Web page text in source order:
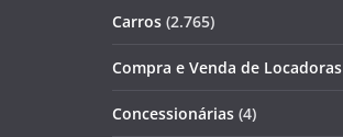
Carros (2.765)
Compra e Venda de Locadoras
Concessionárias (4)